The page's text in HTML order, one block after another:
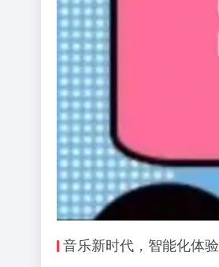
音乐新时代，智能化体验